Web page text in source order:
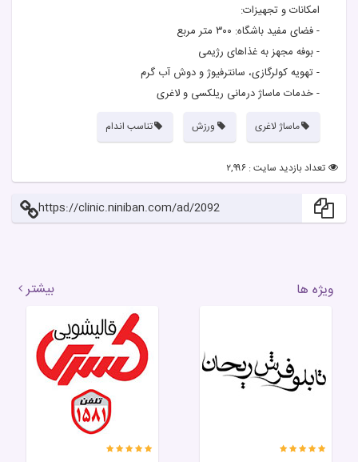
امکانات و تجهیزات:
- فضای مفید باشگاه: ۳۰۰ متر مربع
- بوفه مجهز به غذاهای رژیمی
- تهویه کولرگازی، سانترفیوژ و دوش آب گرم
- خدمات ماساژ درمانی ریلکسی و لاغری
ماساژ لاغری ورزش تناسب اندام
تعداد بازدید سایت : ۲,۹۹۶
https://clinic.niniban.com/ad/2092
ویژه ها بیشتر